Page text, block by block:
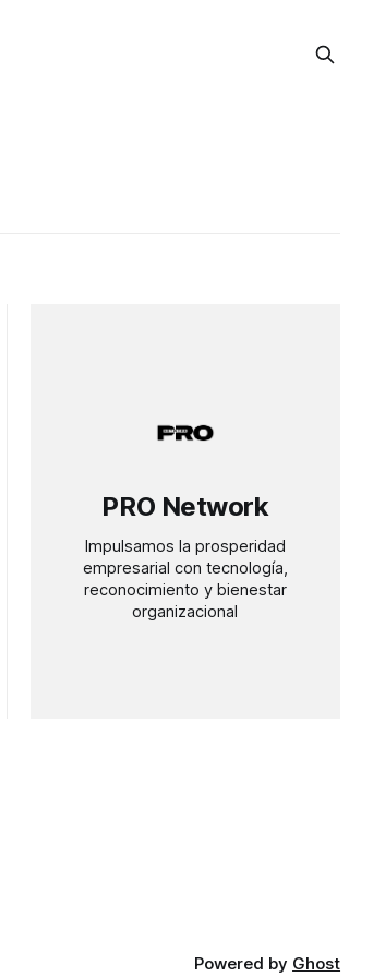
PRO Network
Impulsamos la prosperidad
empresarial con tecnología,
reconocimiento y bienestar
organizacional
Powered by Ghost